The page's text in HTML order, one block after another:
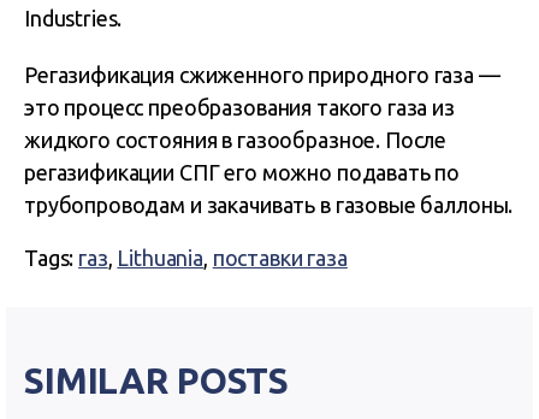
Industries.
Регазификация сжиженного природного газа —
это процесс преобразования такого газа из
жидкого состояния в газообразное. После
регазификации СПГ его можно подавать по
трубопроводам и закачивать в газовые баллоны.
Tags: газ, Lithuania, поставки газа
SIMILAR POSTS